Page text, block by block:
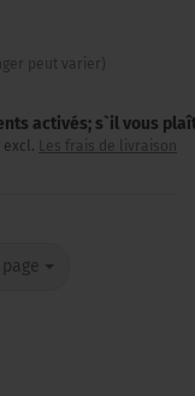
peut varier)
activés; s`il vous
excl. Les frais de livraison